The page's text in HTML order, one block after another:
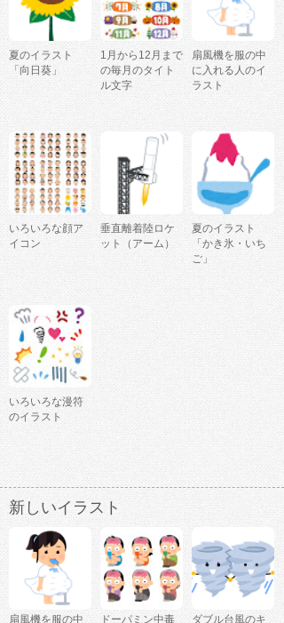
夏のイラスト
「向日葵」
1月から12月まで
の毎月のタイト
ル文字
扇風機を服の中
に入れる人のイ
ラスト
いろいろな顔ア
イコン
垂直離着陸ロケ
ット（アーム）
夏のイラスト
「かき氷・いち
ご」
いろいろな漫符
のイラスト
新しいイラスト
扇風機を服の中 ドーパミン中毒 ダブル台風のキ